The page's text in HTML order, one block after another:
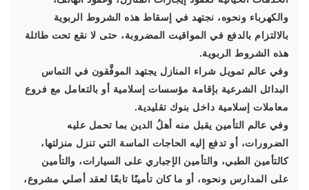
والكهرباء ونحوه، نجتهد في إسقاط هذه الشروط الربوية
بالالتزام بالدفع في المواقيت المضروبة، حتى لا نقع تحت طائلة
هذه الشروط الربوية.
وفي عالم تمويل شراء المنازل يجتهد الموفَّقون في التماس
البدائل الشرعية بإقامة مؤسسات إسلامية أو بالتعامل مع فروع
معاملات إسلامية داخل بنوك تقليدية.
وفي عالم التأمين يقبل منه أهلُ الدين بما تحمل عليه
الضرورات، أو تدفع إليه الحاجات الماسة التي تنزل منزلتها،
كالتأمين الطبي، والتأمين الإجباري على السيارات، والتأمين
على المدارس ونحوه، أو ما كان تأمينًا تابعًا لعقد أصلي مشروع،